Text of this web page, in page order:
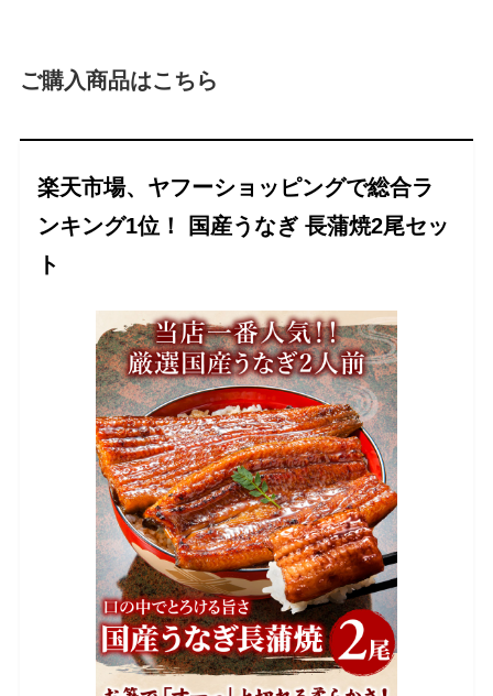
ご購入商品はこちら
楽天市場、ヤフーショッピングで総合ラ
ンキング1位！ 国産うなぎ 長蒲焼2尾セッ
ト